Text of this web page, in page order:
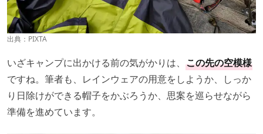
出典：PIXTA
いざキャンプに出かける前の気がかりは、 この先の空模様
ですね。筆者も、レインウェアの用意をしようか、しっか
り日除けができる帽子をかぶろうか、思案を巡らせながら
準備を進めています。